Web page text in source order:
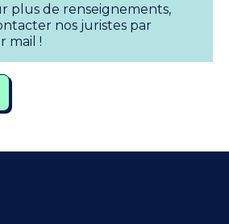
plus de renseignements,
nos juristes par
mail !